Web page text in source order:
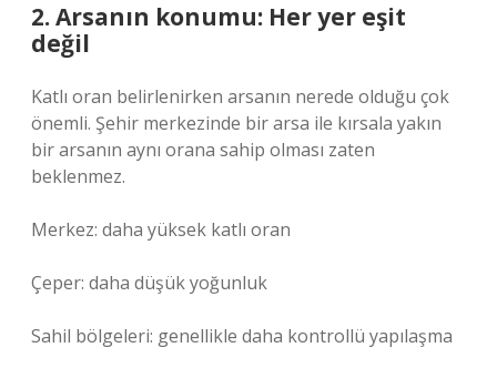
2. Arsanın konumu: Her yer eşit
değil
Katlı oran belirlenirken arsanın nerede olduğu çok
önemli. Şehir merkezinde bir arsa ile kırsala yakın
bir arsanın aynı orana sahip olması zaten
beklenmez.
Merkez: daha yüksek katlı oran
Çeper: daha düşük yoğunluk
Sahil bölgeleri: genellikle daha kontrollü yapılaşma